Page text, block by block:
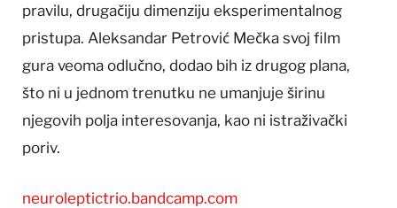
pravilu, drugačiju dimenziju eksperimentalnog
pristupa. Aleksandar Petrović Mečka svoj film
gura veoma odlučno, dodao bih iz drugog plana,
što ni u jednom trenutku ne umanjuje širinu
njegovih polja interesovanja, kao ni istraživački
poriv.
neuroleptictrio.bandcamp.com